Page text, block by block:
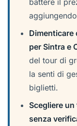
battere il
Dimenticare
per Sintra e
del tour di
la senti di
biglietti.
Scegliere
senza